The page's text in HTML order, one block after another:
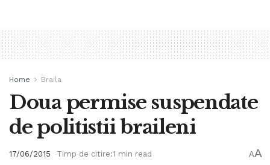
Home Braila
Doua permise suspendate
de politistii braileni
17/06/2015 Timp de citire:1 min read AA